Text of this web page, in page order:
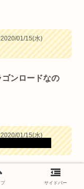
01/15(水)
ンロードなの
01/15(水)
プ サイドバー